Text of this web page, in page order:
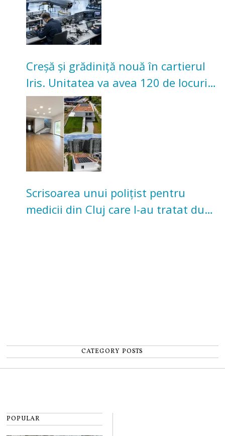
Creșă și grădiniță nouă în cartierul
Iris. Unitatea va avea 120 de locuri
pentru copii
Scrisoarea unui polițist pentru
medicii din Cluj care l-au tratat după
CATEGORY POSTS
POPULAR